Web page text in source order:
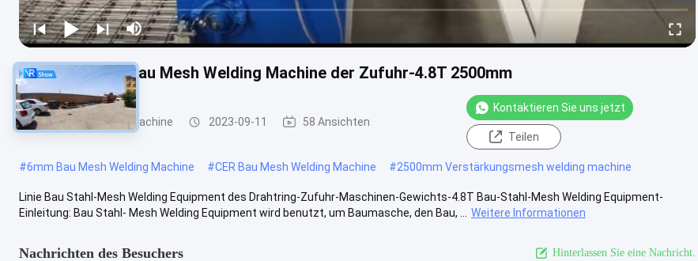
Umwickeln Sie Bau Mesh Welding Machine der Zufuhr-4.8T 2500mm
Bau Mesh Welding Machine 2023-09-11 58 Ansichten
Kontaktieren Sie uns jetzt
Teilen
#6mm Bau Mesh Welding Machine #CER Bau Mesh Welding Machine #2500mm Verstärkungsmesh welding machine
Linie Bau Stahl-Mesh Welding Equipment des Drahtring-Zufuhr-Maschinen-Gewichts-4.8T Bau-Stahl-Mesh Welding Equipment-
Einleitung: Bau Stahl- Mesh Welding Equipment wird benutzt, um Baumasche, den Bau, ...
Weitere Informationen
Nachrichten des Besuchers Hinterlassen Sie eine Nachricht.